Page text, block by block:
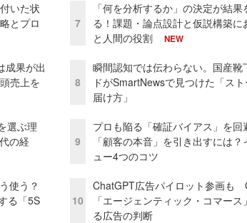
いた状
とプロ
成果が出
売上を
選ぶ理
の経
使う？
る「5S
7
「何を分析するか」の決定が結果
る！課題・論点設計と仮説構築に
と人間の役割
NEW
8
瞬間認知では伝わらない。国産靴
ドがSmartNewsで見つけた「ス
届け方」
9
プロも陥る「確証バイアス」を回
「顧客の本音」を引き出すには
ュー4つのコツ
10
ChatGPT広告パイロット参画も
「エージェンティック・コマース
る広告の判断